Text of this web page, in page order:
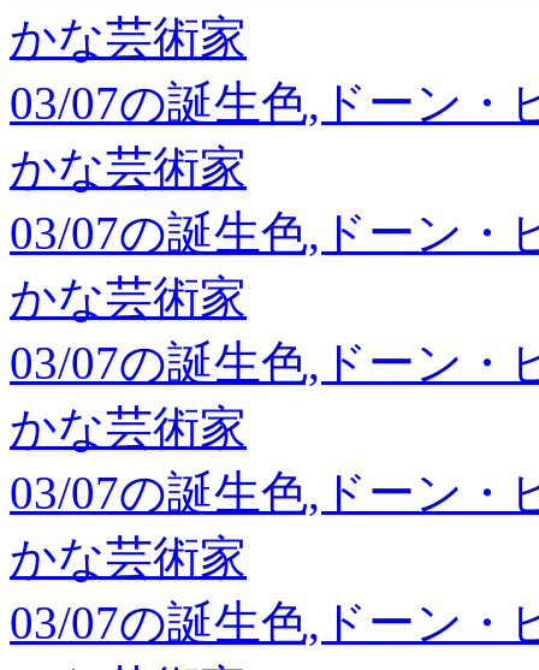
かな芸術家
03/07の誕生色,ドーン・
かな芸術家
03/07の誕生色,ドーン・
かな芸術家
03/07の誕生色,ドーン・
かな芸術家
03/07の誕生色,ドーン・
かな芸術家
03/07の誕生色,ドーン・